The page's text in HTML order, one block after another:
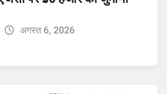
अगस्त 6, 2026